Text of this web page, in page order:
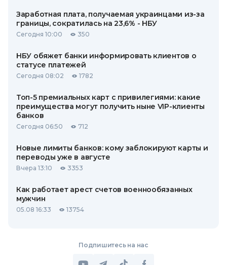
Заработная плата, получаемая украинцами из-за
границы, сократилась на 23,6% - НБУ
Сегодня 10:00 350
НБУ обяжет банки информировать клиентов о
статусе платежей
Сегодня 08:02 1782
Топ-5 премиальных карт с привилегиями: какие
преимущества могут получить ныне VIP-клиенты
банков
Сегодня 06:50 712
Новые лимиты банков: кому заблокируют карты и
переводы уже в августе
Вчера 13:10 3353
Как работает арест счетов военнообязанных
мужчин
05.08 16:33 13754
Подпишитесь на нас